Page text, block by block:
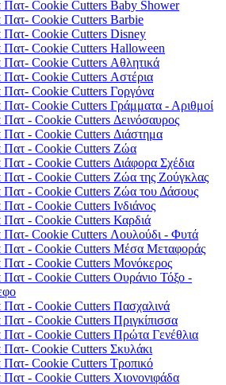
Cookie Cutters Baby Shower
Cookie Cutters Barbie
Cookie Cutters Disney
Cookie Cutters Halloween
Cookie Cutters Αθλητικά
Cookie Cutters Αστέρια
Cookie Cutters Γοργόνα
Cookie Cutters Γράμματα - Αριθμοί
- Cookie Cutters Δεινόσαυρος
- Cookie Cutters Διάστημα
- Cookie Cutters Ζώα
- Cookie Cutters Διάφορα Σχέδια
- Cookie Cutters Ζώα της Ζούγκλας
- Cookie Cutters Ζώα του Δάσους
- Cookie Cutters Ινδιάνος
- Cookie Cutters Καρδιά
Cookie Cutters Λουλούδι - Φυτά
- Cookie Cutters Μέσα Μεταφοράς
- Cookie Cutters Μονόκερος
- Cookie Cutters Ουράνιο Τόξο -
- Cookie Cutters Πασχαλινά
- Cookie Cutters Πριγκίπισσα
- Cookie Cutters Πρώτα Γενέθλια
Cookie Cutters Σκυλάκι
Cookie Cutters Τροπικό
- Cookie Cutters Χιονονιφάδα